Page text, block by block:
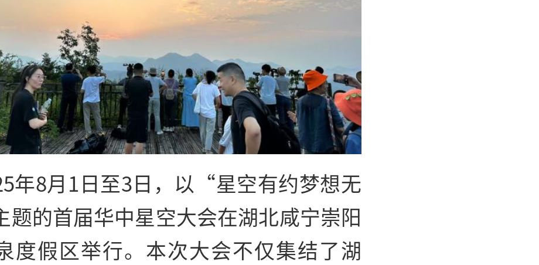
年8月1日至3日，以“星空有约梦想无
的首届华中星空大会在湖北咸宁崇阳
度假区举行。本次大会不仅集结了湖